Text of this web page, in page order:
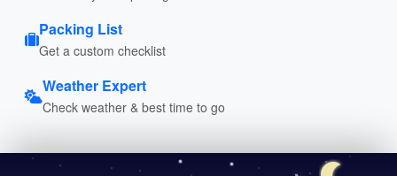
Packing List
Get a custom checklist
Weather Expert
Check weather & best time to go